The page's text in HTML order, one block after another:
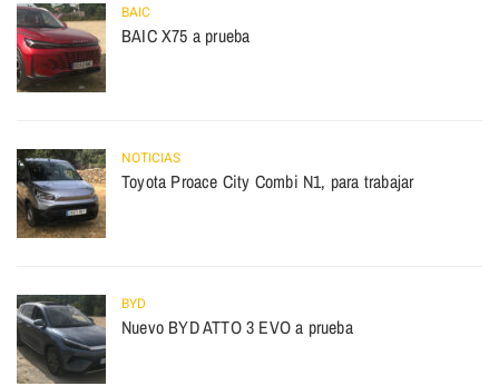
BAIC
BAIC X75 a prueba
NOTICIAS
Toyota Proace City Combi N1, para trabajar
BYD
Nuevo BYD ATTO 3 EVO a prueba